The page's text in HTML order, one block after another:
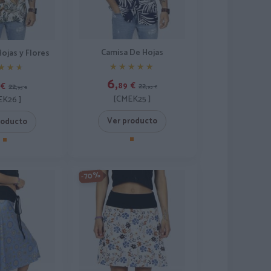
y Flores
€ 22,95 €
]
Camisa De Hojas
★★★★★
★★★★★
6,89 € 22,95 €
[CMEK25 ]
Ver producto
-70%